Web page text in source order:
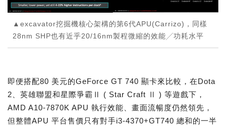
▲excavator挖掘機核心架構的第6代APU(Carrizo)，同樣
28nm SHP也有近乎20/16nm製程微縮的效能╱功耗水平
即便搭配80 美元的GeForce GT 740 顯卡來比較，在Dota
2、英雄聯盟和星際爭霸Ⅱ ( Star Craft Ⅱ ) 等遊戲下，
AMD A10-7870K APU 執行效能、畫面流暢度仍然領先，
但整體APU 平台售價只有對手i3-4370+GT740 總和的一半